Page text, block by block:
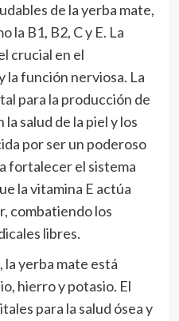
de la yerba mate,
la B1, B2, C y E. La
crucial en el
la función nerviosa. La
para la producción de
salud de la piel y los
por ser un poderoso
fortalecer el sistema
la vitamina E actúa
combatiendo los
libres.
la yerba mate está
hierro y potasio. El
para la salud ósea y